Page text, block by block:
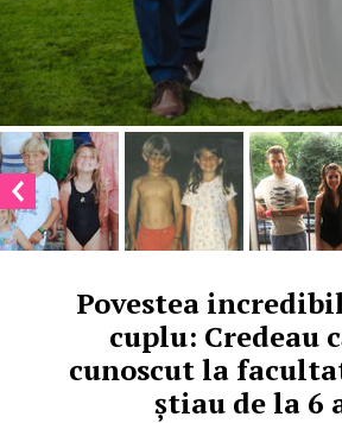
Povestea
cuplu: Credeau
cunoscut la
știau de la 6